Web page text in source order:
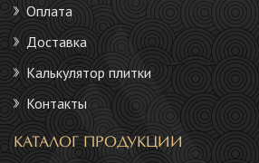
Оплата
Доставка
Калькулятор плитки
Контакты
КАТАЛОГ ПРОДУКЦИИ